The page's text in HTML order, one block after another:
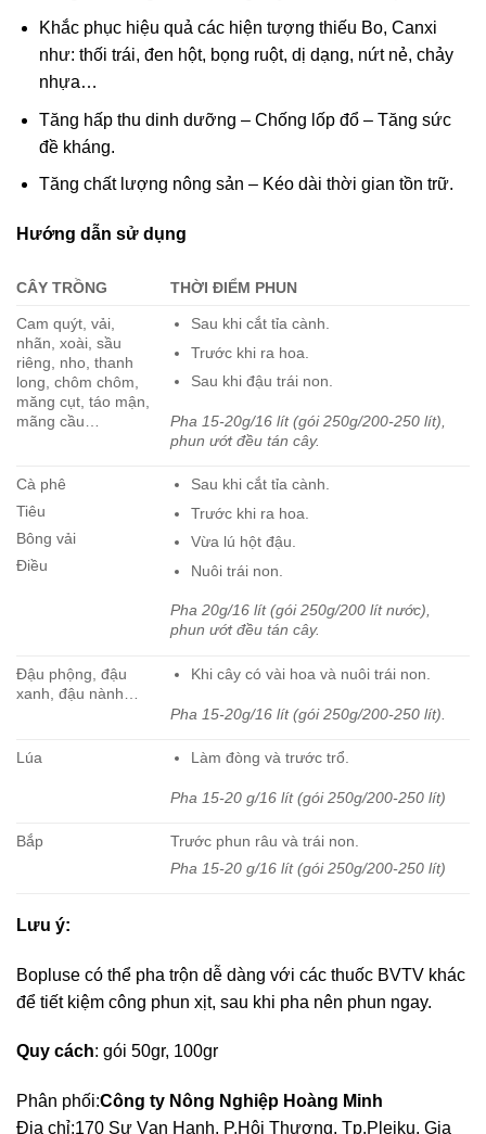
Khắc phục hiệu quả các hiện tượng thiếu Bo, Canxi
như: thối trái, đen hột, bọng ruột, dị dạng, nứt nẻ, chảy
nhựa…
Tăng hấp thu dinh dưỡng – Chống lốp đổ – Tăng sức
đề kháng.
Tăng chất lượng nông sản – Kéo dài thời gian tồn trữ.
Hướng dẫn sử dụng
CÂY TRỒNG THỜI ĐIỂM PHUN
Cam quýt, vải,
nhãn, xoài, sầu
riêng, nho, thanh
long, chôm chôm,
măng cụt, táo mận,
mãng cầu…
Sau khi cắt tỉa cành.
Trước khi ra hoa.
Sau khi đậu trái non.
Pha 15-20g/16 lít (gói 250g/200-250 lít),
phun ướt đều tán cây.
Cà phê
Tiêu
Bông vải
Điều
Sau khi cắt tỉa cành.
Trước khi ra hoa.
Vừa lú hột đậu.
Nuôi trái non.
Pha 20g/16 lít (gói 250g/200 lít nước),
phun ướt đều tán cây.
Đậu phộng, đậu
xanh, đậu nành…
Khi cây có vài hoa và nuôi trái non.
Pha 15-20g/16 lít (gói 250g/200-250 lít).
Lúa Làm đòng và trước trổ.
Pha 15-20 g/16 lít (gói 250g/200-250 lít)
Bắp
Trước phun râu và trái non.
Pha 15-20 g/16 lít (gói 250g/200-250 lít)
Lưu ý:
Bopluse có thể pha trộn dễ dàng với các thuốc BVTV khác
để tiết kiệm công phun xịt, sau khi pha nên phun ngay.
Quy cách: gói 50gr, 100gr
Phân phối:Công ty Nông Nghiệp Hoàng Minh
Địa chỉ:170 Sư Vạn Hạnh, P.Hội Thương, Tp.Pleiku, Gia